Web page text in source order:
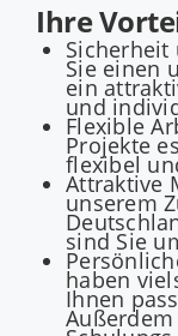
Ihre
Sicherheit
Sie einen
ein
und
Flexible
Projekte
flexibel
Attraktive
unserem
sind Sie
haben
Ihnen